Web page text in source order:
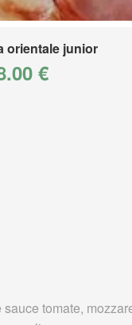
orientale junior
€
sauce tomate,